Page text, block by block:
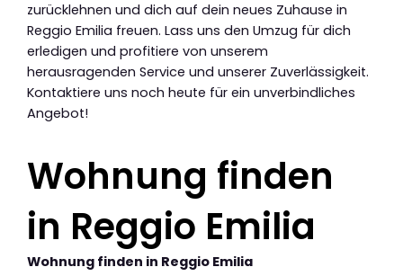
zurücklehnen und dich auf dein neues Zuhause in
Reggio Emilia freuen. Lass uns den Umzug für dich
erledigen und profitiere von unserem
herausragenden Service und unserer Zuverlässigkeit.
Kontaktiere uns noch heute für ein unverbindliches
Angebot!
Wohnung finden
in Reggio Emilia
Wohnung finden in Reggio Emilia